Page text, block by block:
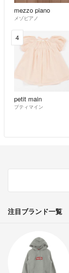
mezzo piano
メゾピアノ
4
petit main
プティマイン
注目ブランド一覧